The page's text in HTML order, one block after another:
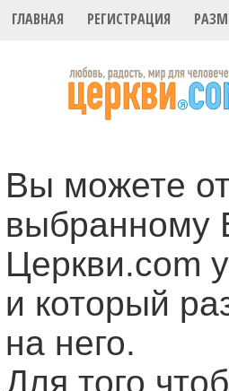
ГЛАВНАЯ РЕГИСТРАЦИЯ
Вы можете
выбранному
Церкви.com
и который
на него.
Для того